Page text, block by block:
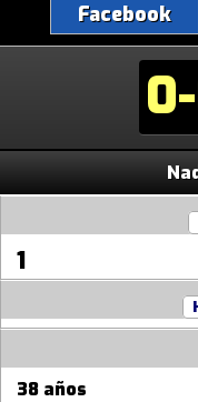
1
38 años
Facebook